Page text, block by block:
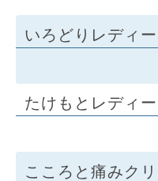
いろどりレディ
たけもとレディ
こころと痛みク